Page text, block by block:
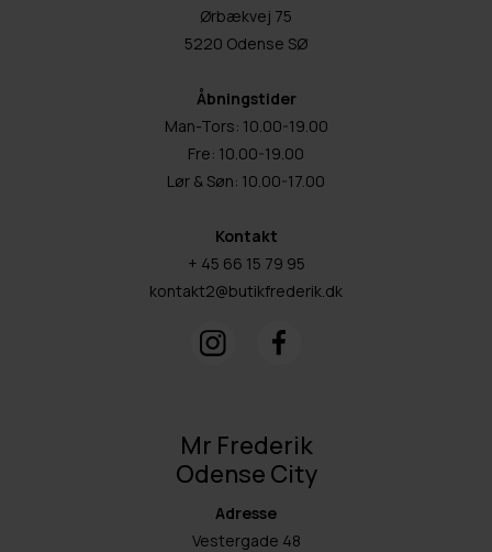
Ørbækvej 75
5220 Odense SØ
Åbningstider
Man-Tors: 10.00-19.00
Fre: 10.00-19.00
Lør & Søn: 10.00-17.00
Kontakt
+ 45 66 15 79 95
kontakt2@butikfrederik.dk
Mr Frederik
Odense City
Adresse
Vestergade 48